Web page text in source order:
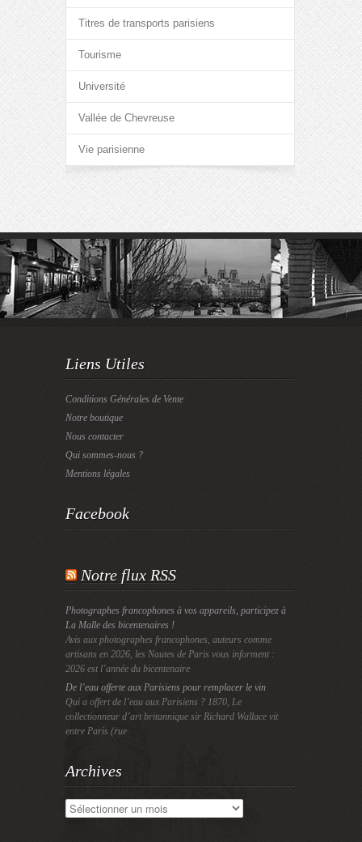
Titres de transports parisiens
Tourisme
Université
Vallée de Chevreuse
Vie parisienne
Liens Utiles
Conditions Générales de Vente
Notre boutique
Nous contacter
Qui sommes-nous ?
Mentions légales
Facebook
Notre flux RSS
Photographes francophones à vos appareils, participez à
La Malle des bicentenaires !
Avis aux photographes francophones, auteurs comme
artisans en 2026, les Nautes de Paris vous informent :
2026 est l’année du bicentenaire
De l’eau offerte aux Parisiens pour remplacer le vin
Qui a offert de l’eau aux Parisiens ? 1870, Le
collectionneur d’art britannique sir Richard Wallace vit
entre Paris (rue
Archives
Archives